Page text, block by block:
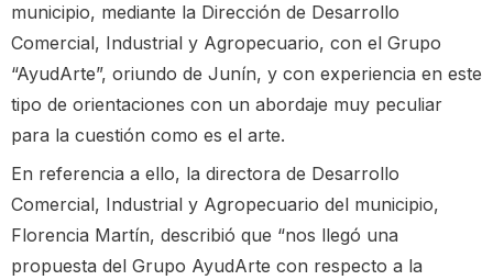
municipio, mediante la Dirección de Desarrollo
Comercial, Industrial y Agropecuario, con el Grupo
“AyudArte”, oriundo de Junín, y con experiencia en este
tipo de orientaciones con un abordaje muy peculiar
para la cuestión como es el arte.
En referencia a ello, la directora de Desarrollo
Comercial, Industrial y Agropecuario del municipio,
Florencia Martín, describió que “nos llegó una
propuesta del Grupo AyudArte con respecto a la